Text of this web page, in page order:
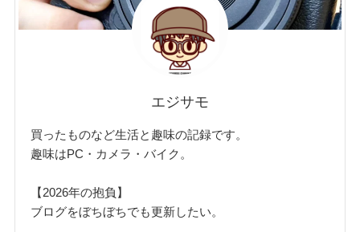
エジサモ
買ったものなど生活と趣味の記録です。
趣味はPC・カメラ・バイク。
【2026年の抱負】
ブログをぼちぼちでも更新したい。